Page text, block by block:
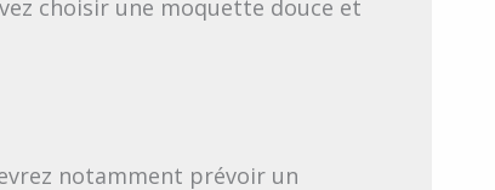
choisir une moquette douce et
notamment prévoir un